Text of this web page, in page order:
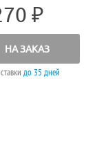
₽
НА ЗАКАЗ
до 35 дней